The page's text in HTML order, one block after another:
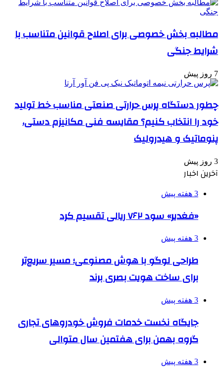
مطالبه بخش خصوصی برای اصلاح قوانین متناسب با
شرایط جنگی
7 روز پیش
چطور دستگاه پرس حرارتی صنعتی مناسب خط تولید
خود را انتخاب کنیم؟ مقایسه فنی مکانیزم دستی،
پنوماتیک و هیدرولیک
3 روز پیش
آخرین اخبار
3 هفته پیش
«فغدیر» سود ۷۶۲ ریالی تقسیم کرد
3 هفته پیش
طراحی لوگو با هوش مصنوعی؛ مسیر سریع‌تر
برای ساخت هویت بصری برند
3 هفته پیش
جایگاه نخست خدمات فروش خودروهای تجاری
گروه بهمن برای هفتمین سال متوالی
3 هفته پیش